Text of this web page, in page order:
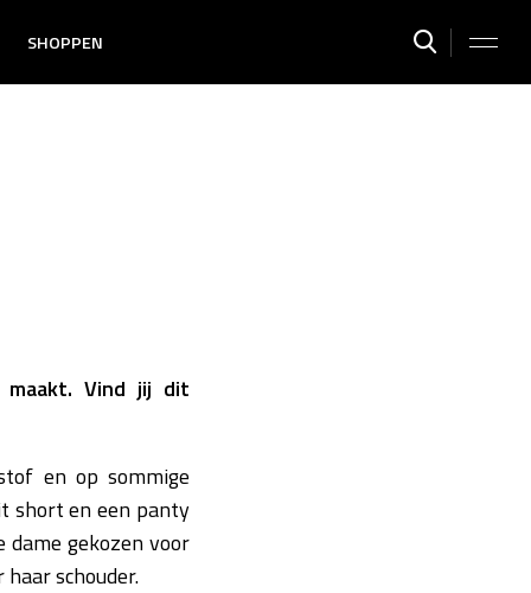
SHOPPEN
Vind jij dit
en op sommige
short en een panty
dame gekozen voor
schouder.